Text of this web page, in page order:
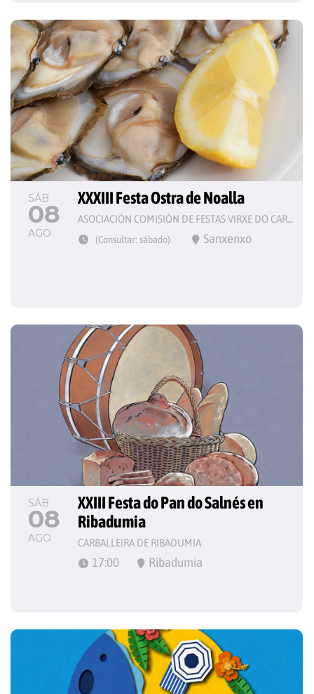
SÁB
08
AGO
XXXIII Festa Ostra de Noalla
ASOCIACIÓN COMISIÓN DE FESTAS VIRXE DO CARME
(Consultar: sábado) Sanxenxo
SÁB
08
AGO
XXIII Festa do Pan do Salnés en
Ribadumia
CARBALLEIRA DE RIBADUMIA
17:00 Ribadumia